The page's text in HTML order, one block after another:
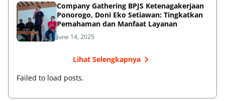
Company Gathering BPJS Ketenagakerjaan
Ponorogo, Doni Eko Setiawan: Tingkatkan
Pemahaman dan Manfaat Layanan
June 14, 2025
Lihat Selengkapnya
Failed to load posts.